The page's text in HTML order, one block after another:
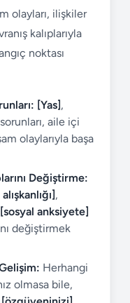
olayları, ilişkiler
kalıplarıyla
noktası
[Yas],
aile içi
olaylarıyla başa
Değiştirme:
,
[sosyal anksiyete]
değiştirmek
Herhangi
olmasa bile,